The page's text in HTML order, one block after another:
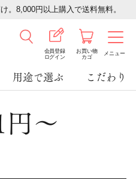
。8,000円以上購入で送料無料。
会員登録
ログイン
お買い物
カゴ
メニュー
用途で選ぶ こだわり
～